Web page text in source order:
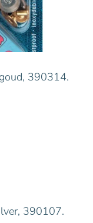
390314.
390107.